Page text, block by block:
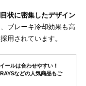
状に密集したデザイン
ブレーキ冷却効果も高
用されています。
ールは合わせやすい！
などの人気商品もご